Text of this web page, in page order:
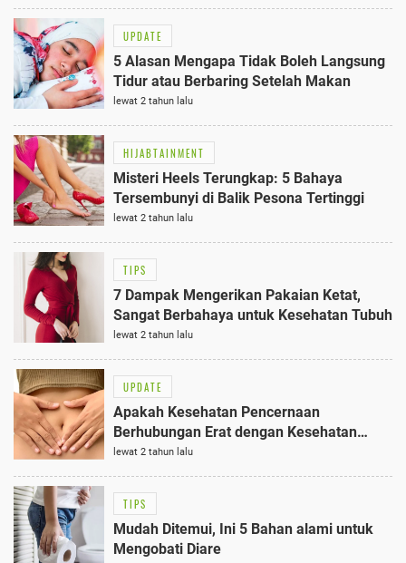
UPDATE
5 Alasan Mengapa Tidak Boleh Langsung
Tidur atau Berbaring Setelah Makan
lewat 2 tahun lalu
HIJABTAINMENT
Misteri Heels Terungkap: 5 Bahaya
Tersembunyi di Balik Pesona Tertinggi
lewat 2 tahun lalu
TIPS
7 Dampak Mengerikan Pakaian Ketat,
Sangat Berbahaya untuk Kesehatan Tubuh
lewat 2 tahun lalu
UPDATE
Apakah Kesehatan Pencernaan
Berhubungan Erat dengan Kesehatan
Kulit?
lewat 2 tahun lalu
TIPS
Mudah Ditemui, Ini 5 Bahan alami untuk
Mengobati Diare